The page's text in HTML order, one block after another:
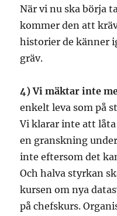
När vi nu ska börja
kommer den att
historier de känner
gräv.
4) Vi mäktar inte
enkelt leva som på
Vi klarar inte att
en granskning
inte eftersom det
Och halva styrkan
kursen om nya
på chefskurs.